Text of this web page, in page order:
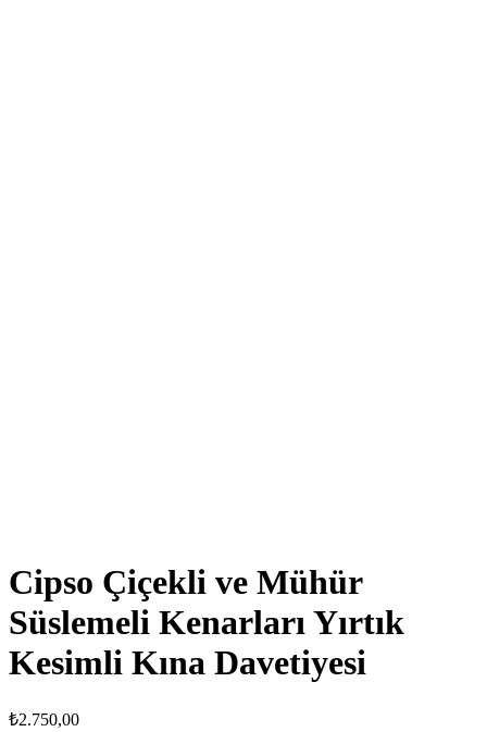
Cipso Çiçekli ve Mühür
Süslemeli Kenarları Yırtık
Kesimli Kına Davetiyesi
₺2.750,00